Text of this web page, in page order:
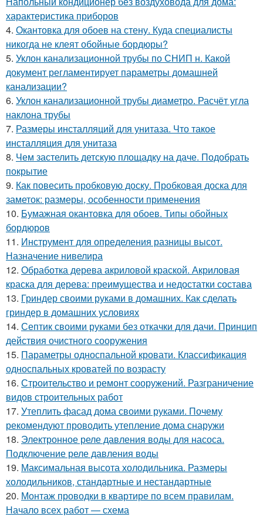
характеристика приборов
4. Окантовка для обоев на стену. Куда специалисты
никогда не клеят обойные бордюры?
5. Уклон канализационной трубы по СНИП н. Какой
документ регламентирует параметры домашней
канализации?
6. Уклон канализационной трубы диаметро. Расчёт угла
наклона трубы
7. Размеры инсталляций для унитаза. Что такое
инсталляция для унитаза
8. Чем застелить детскую площадку на даче. Подобрать
покрытие
9. Как повесить пробковую доску. Пробковая доска для
заметок: размеры, особенности применения
10. Бумажная окантовка для обоев. Типы обойных
бордюров
11. Инструмент для определения разницы высот.
Назначение нивелира
12. Обработка дерева акриловой краской. Акриловая
краска для дерева: преимущества и недостатки состава
13. Гриндер своими руками в домашних. Как сделать
гриндер в домашних условиях
14. Септик своими руками без откачки для дачи. Принцип
действия очистного сооружения
15. Параметры односпальной кровати. Классификация
односпальных кроватей по возрасту
16. Строительство и ремонт сооружений. Разграничение
видов строительных работ
17. Утеплить фасад дома своими руками. Почему
рекомендуют проводить утепление дома снаружи
18. Электронное реле давления воды для насоса.
Подключение реле давления воды
19. Максимальная высота холодильника. Размеры
холодильников, стандартные и нестандартные
20. Монтаж проводки в квартире по всем правилам.
Начало всех работ — схема